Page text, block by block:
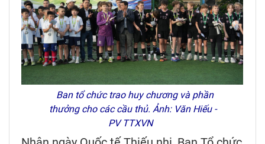
Ban tổ chức trao huy chương và phần
thưởng cho các cầu thủ. Ảnh: Văn Hiếu -
PV TTXVN